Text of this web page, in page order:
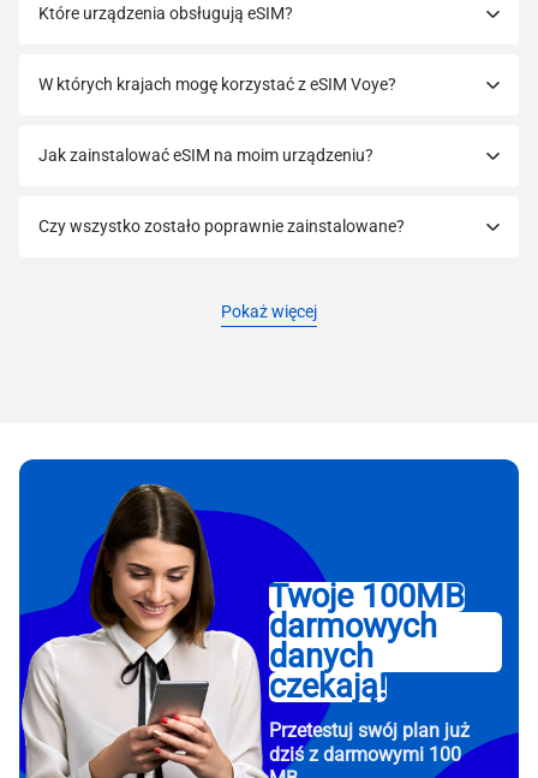
Które urządzenia obsługują eSIM?
W których krajach mogę korzystać z eSIM Voye?
Jak zainstalować eSIM na moim urządzeniu?
Czy wszystko zostało poprawnie zainstalowane?
Pokaż więcej
Twoje 100MB
darmowych
danych
czekają!
Przetestuj swój plan już
dziś z darmowymi 100